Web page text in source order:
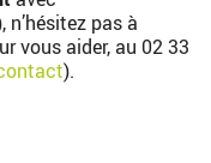
n’hésitez pas à
vous aider, au 02 33
).